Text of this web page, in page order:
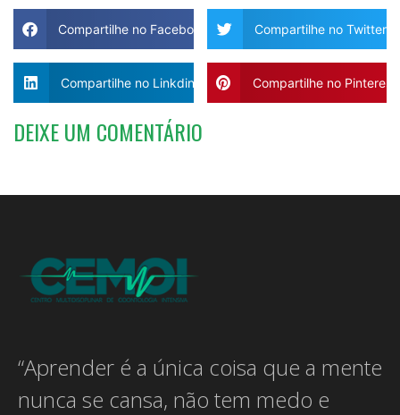
Compartilhe no Facebook Compartilhe no Twitter
Compartilhe no Linkdin Compartilhe no Pinterest
DEIXE UM COMENTÁRIO
“Aprender é a única coisa que a mente
nunca se cansa, não tem medo e